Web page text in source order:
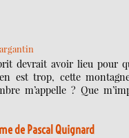
devrait avoir lieu pour
est trop, cette
m’appelle ? Que
de Pascal Quignard